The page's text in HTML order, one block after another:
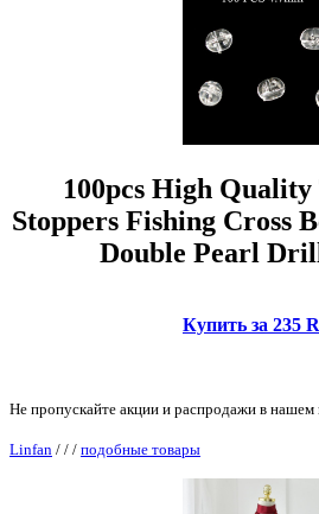
100pcs High
Stoppers Fishing Cross
Double Pearl
Купить за 235
Не пропускайте акции и распродажи в нашем
Linfan / / / подобные товары